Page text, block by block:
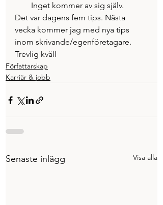
Inget kommer av sig själv.
Det var dagens fem tips. Nästa
vecka kommer jag med nya tips
inom skrivande/egenföretagare.
Trevlig kväll
Författarskap
Karriär & jobb
Senaste inlägg Visa alla